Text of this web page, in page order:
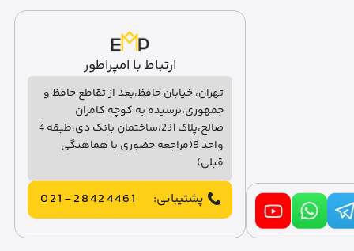
ارتباط با امپراطور
تهران، خیابان حافظ،بعد از تقاطع حافظ و
جمهوری،نرسیده به کوچه کامران
صالح،پلاک 231،ساختمان بانک دی،طبقه 4
واحد 9(مراجعه حضوری با هماهنگی
قبلی)
پشتیبانی: 021-28424461